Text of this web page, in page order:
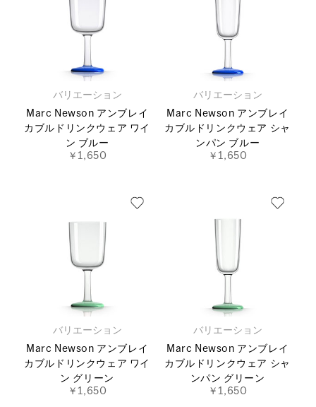
バリエーション
Marc Newson アンブレイ
カブルドリンクウェア ワイ
ン ブルー
￥1,650
バリエーション
Marc Newson アンブレイ
カブルドリンクウェア シャ
ンパン ブルー
￥1,650
バリエーション
Marc Newson アンブレイ
カブルドリンクウェア ワイ
ン グリーン
￥1,650
バリエーション
Marc Newson アンブレイ
カブルドリンクウェア シャ
ンパン グリーン
￥1,650